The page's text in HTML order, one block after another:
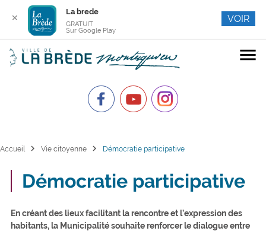
menu
Accueil chevron_right Vie citoyenne chevron_right Démocratie participative
Démocratie participative
En créant des lieux facilitant la rencontre et l’expression des
habitants, la Municipalité souhaite renforcer le dialogue entre
✕
La brede
GRATUIT
Sur Google Play
VOIR